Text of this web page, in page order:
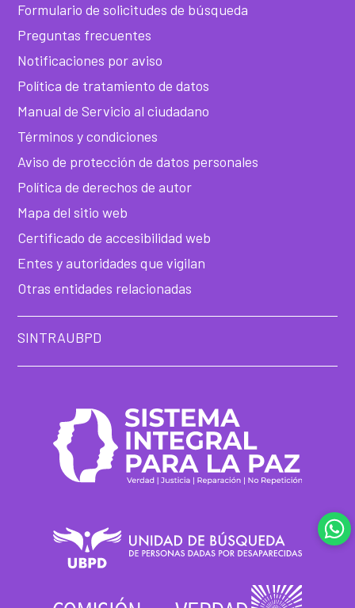
Formulario de solicitudes de búsqueda
Preguntas frecuentes
Notificaciones por aviso
Política de tratamiento de datos
Manual de Servicio al ciudadano
Términos y condiciones
Aviso de protección de datos personales
Política de derechos de autor
Mapa del sitio web
Certificado de accesibilidad web
Entes y autoridades que vigilan
Otras entidades relacionadas
SINTRAUBPD